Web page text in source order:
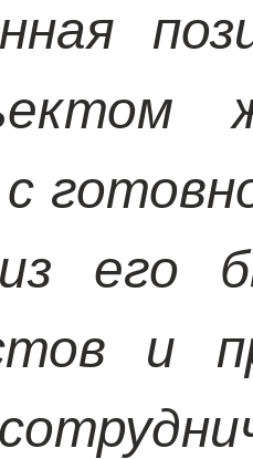
его
и